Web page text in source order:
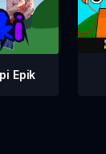
Epik